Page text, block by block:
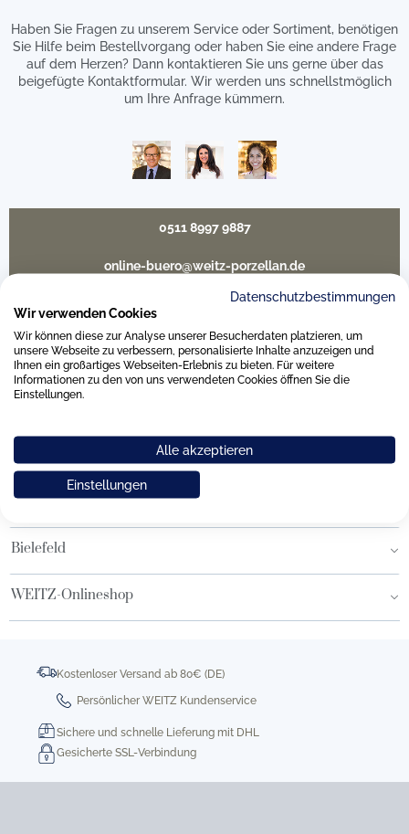
Haben Sie Fragen zu unserem Service oder Sortiment, benötigen
Sie Hilfe beim Bestellvorgang oder haben Sie eine andere Frage
auf dem Herzen? Dann kontaktieren Sie uns gerne über das
beigefügte Kontaktformular. Wir werden uns schnellstmöglich
um Ihre Anfrage kümmern.
0511 8997 9887
online-buero@weitz-porzellan.de
Unsere Häuser
Hamburg am Neuen Wall
Hamburg AEZ
Bielefeld
WEITZ-Onlineshop
Kostenloser Versand ab 80€ (DE)
Persönlicher WEITZ Kundenservice
Sichere und schnelle Lieferung mit DHL
Gesicherte SSL-Verbindung
Datenschutzbestimmungen
Wir verwenden Cookies
Wir können diese zur Analyse unserer Besucherdaten platzieren, um
unsere Webseite zu verbessern, personalisierte Inhalte anzuzeigen und
Ihnen ein großartiges Webseiten-Erlebnis zu bieten. Für weitere
Informationen zu den von uns verwendeten Cookies öffnen Sie die
Einstellungen.
Alle akzeptieren
Einstellungen